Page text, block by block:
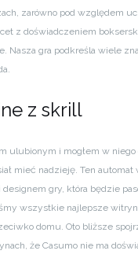
zarówno pod względem
z doświadczeniem
Nasza gra podkreśla wiele
z skrill
ulubionym i mogłem w
mieć nadzieję. Ten automat
designem gry, która będzie
wszystkie najlepsze
domu. Oto bliższe
że Casumo nie ma